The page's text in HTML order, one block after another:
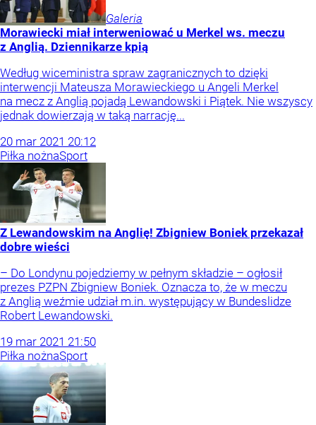
Galeria
Morawiecki miał interweniować u Merkel ws. meczu
z Anglią. Dziennikarze kpią
Według wiceministra spraw zagranicznych to dzięki
interwencji Mateusza Morawieckiego u Angeli Merkel
na mecz z Anglią pojadą Lewandowski i Piątek. Nie wszyscy
jednak dowierzają w taką narrację...
20 mar 2021 20:12
Piłka nożnaSport
Z Lewandowskim na Anglię! Zbigniew Boniek przekazał
dobre wieści
– Do Londynu pojedziemy w pełnym składzie – ogłosił
prezes PZPN Zbigniew Boniek. Oznacza to, że w meczu
z Anglią weźmie udział m.in. występujący w Bundeslidze
Robert Lewandowski.
19 mar 2021 21:50
Piłka nożnaSport